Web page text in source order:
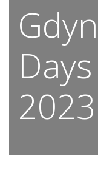
Days
2023